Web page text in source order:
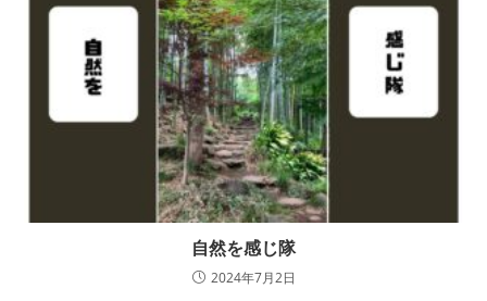
自然を感じ隊
2024年7月2日